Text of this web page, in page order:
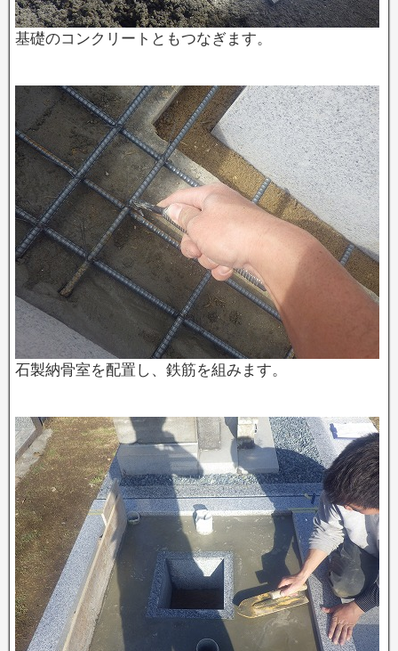
基礎のコンクリートともつなぎます。
石製納骨室を配置し、鉄筋を組みます。